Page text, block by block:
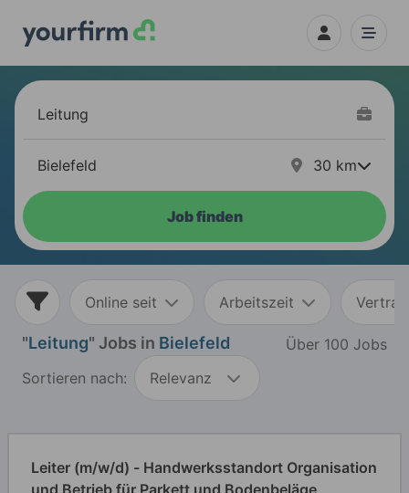
30 km
Job finden
Online seit Arbeitszeit
"Leitung" Jobs in Bielefeld
Über 100 Jobs
Sortieren nach:
Relevanz
Leiter (m/w/d) - Handwerksstandort Organisation
und Betrieb für Parkett und Bodenbeläge